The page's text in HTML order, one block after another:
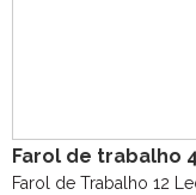
Farol de trabalho
Farol de Trabalho 12